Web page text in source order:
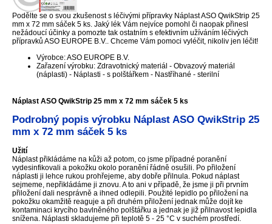
Podělte se o svou zkušenost s léčivými přípravky Náplast ASO QwikStrip 25
mm x 72 mm sáček 5 ks. Jaký lék Vám nejvíce pomohl či naopak přinesl
nežádoucí účinky a pomozte tak ostatním s efektivním užíváním léčivých
přípravků ASO EUROPE B.V.. Chceme Vám pomoci vyléčit, nikoliv jen léčit!
Výrobce: ASO EUROPE B.V.
Zařazení výrobku: Zdravotnický materiál - Obvazový materiál
(náplasti) - Náplasti - s polštářkem - Nastříhané - sterilní
Náplast ASO QwikStrip 25 mm x 72 mm sáček 5 ks
Podrobný popis výrobku Náplast ASO QwikStrip 25
mm x 72 mm sáček 5 ks
Užití
Náplast přikládáme na kůži až potom, co jsme případné poranění
vydesinfikovali a pokožku okolo poranění řádně osušili. Po přiložení
náplasti ji lehce rukou prohřejeme, aby dobře přilnula. Pokud náplast
sejmeme, nepřikládáme ji znovu. A to ani v případě, že jsme ji při prvním
přiložení dali nesprávně a ihned odlepili. Použité lepidlo po přiložení na
pokožku okamžitě reaguje a při druhém přiložení jednak může dojít ke
kontaminaci krycího bavlněného polštářku a jednak je již přilnavost lepidla
snížena. Náplasti skladujeme při teplotě 5 - 25 °C v suchém prostředí.